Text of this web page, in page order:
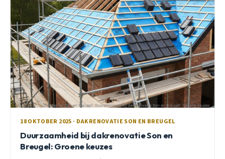
18 OKTOBER 2025 · DAKRENOVATIE SON EN BREUGEL
Duurzaamheid bij dakrenovatie Son en
Breugel: Groene keuzes